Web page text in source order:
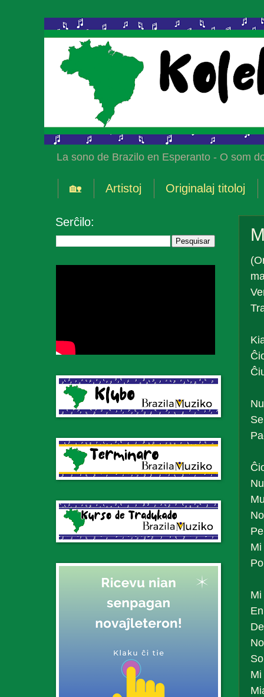
La sono de Brazilo en Esperanto - O som
🏡 Artistoj Originalaj titoloj
Serĉilo: